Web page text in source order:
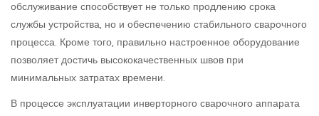
обслуживание способствует не только продлению срока
службы устройства, но и обеспечению стабильного сварочного
процесса. Кроме того, правильно настроенное оборудование
позволяет достичь высококачественных швов при
минимальных затратах времени.
В процессе эксплуатации инверторного сварочного аппарата